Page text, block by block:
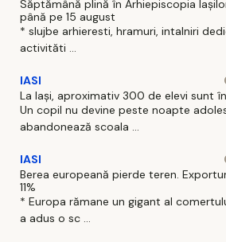
Săptămână plină în Arhiepiscopia
până pe 15 august
* slujbe arhieresti, hramuri, intalniri
activităti ...
IASI
La Iași, aproximativ 300 de elevi sunt
Un copil nu devine peste noapte
abandonează scoala ...
IASI
Berea europeană pierde teren.
11%
* Europa rămane un gigant al
a adus o sc ...